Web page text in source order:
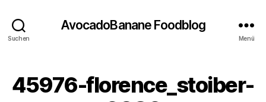
Suchen
AvocadoBanane Foodblog
Menü
45976-florence_stoiber-